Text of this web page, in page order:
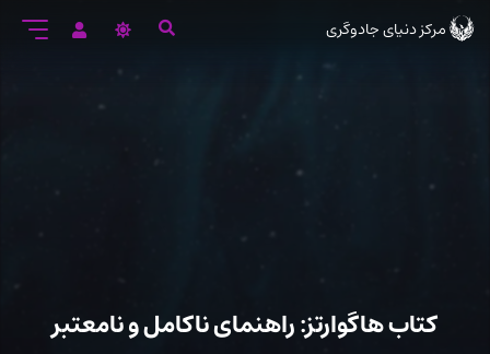
ورود
مرکز دنیای جادوگری
کتاب هاگوارتز: راهنمای ناکامل و نامعتبر